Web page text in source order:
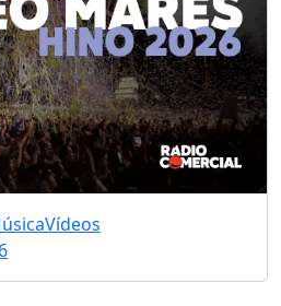
Vídeos